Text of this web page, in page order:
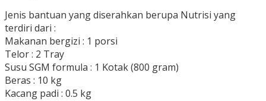
Jenis bantuan yang diserahkan berupa Nutrisi yang
terdiri dari :
Makanan bergizi : 1 porsi
Telor : 2 Tray
Susu SGM formula : 1 Kotak (800 gram)
Beras : 10 kg
Kacang padi : 0.5 kg